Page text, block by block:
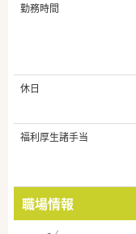
勤務時間
休日
福利厚生諸手当
職場情報